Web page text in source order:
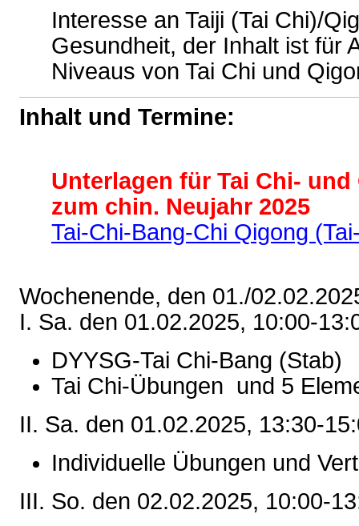
Interesse an Taiji (Tai Chi)/
Gesundheit, der Inhalt ist für
Niveaus von Tai Chi und
Inhalt und Termine:
Unterlagen für Tai Chi-
zum chin. Neujahr 2025
Tai-Chi-Bang-Chi Qigong
Wochenende, den 01./
I. Sa. den 01.02.2025, 10:00-
DYYSG-Tai Chi-Bang (Stab)
Tai Chi-Übungen und 5
II. Sa. den 01.02.2025, 13:30-
Individuelle Übungen und
III. So. den 02.02.2025, 10:00-